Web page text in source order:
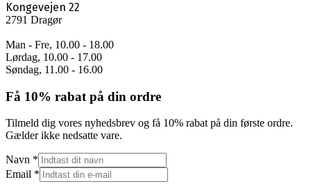
Kongevejen 22
2791 Dragør
Man - Fre, 10.00 - 18.00
Lørdag, 10.00 - 17.00
Søndag, 11.00 - 16.00
Få 10% rabat på din ordre
Tilmeld dig vores nyhedsbrev og få 10% rabat på din første ordre.
Gælder ikke nedsatte vare.
Navn *
Email *